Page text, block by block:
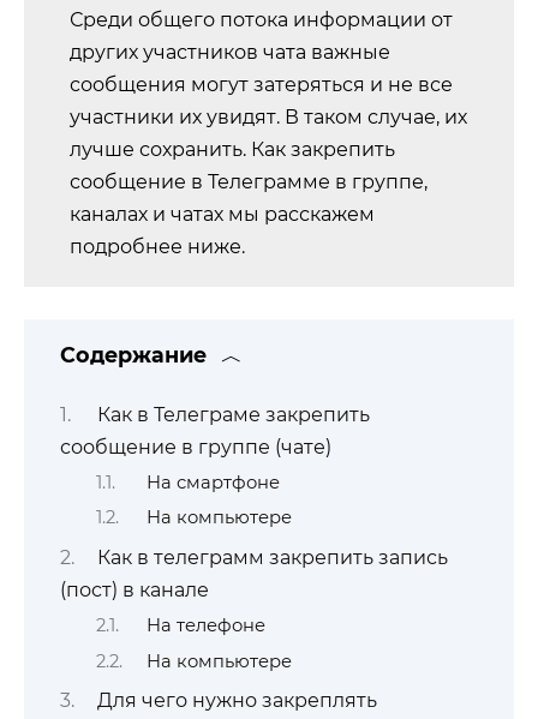
Среди общего потока информации от
других участников чата важные
сообщения могут затеряться и не все
участники их увидят. В таком случае, их
лучше сохранить. Как закрепить
сообщение в Телеграмме в группе,
каналах и чатах мы расскажем
подробнее ниже.
Содержание
Как в Телеграме закрепить
сообщение в группе (чате)
На смартфоне
На компьютере
Как в телеграмм закрепить запись
(пост) в канале
На телефоне
На компьютере
Для чего нужно закреплять